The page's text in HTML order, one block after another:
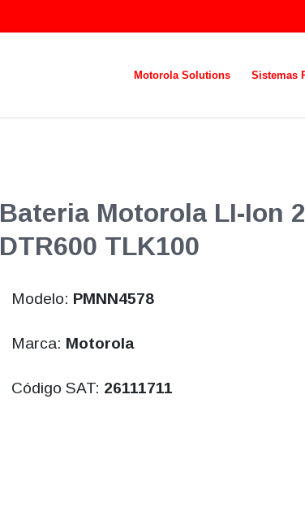
Motorola Solutions Sistemas
Bateria Motorola LI-Ion
DTR600 TLK100
Modelo: PMNN4578
Marca: Motorola
Código SAT: 26111711